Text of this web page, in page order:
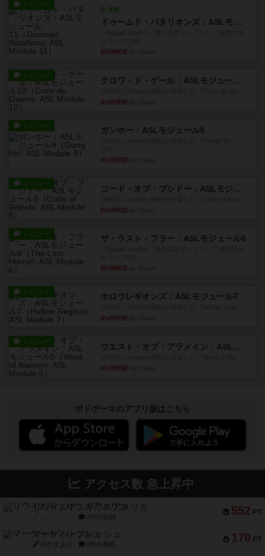
レビュー
充実
ドゥームド・バタリオンズ：ASLモジュール11
約3時間前
レビュー
クロワ・ド・ゲール：ASLモジュール10
約3時間前
レビュー ガンホー：ASLモジュール9
約3時間前
レビュー
コード・オブ・ブシドー：ASLモジュール8
約4時間前
レビュー ザ・ラスト・フラー：ASLモジュール6
約4時間前
レビュー ホロウレギオンズ：ASLモジュール7
約4時間前
レビュー
ウエスト・オブ・アラメイン：ASLモジュール5
約4時間前
ボドゲーマのアプリ版はこちら
アクセス数 急上昇中
552 PT
リワイルド：サウスアメリカ
2件の投稿
170 PT
マーケットフレッシュ
紹介文あり 1件の投稿